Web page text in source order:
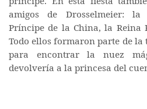
amigos de Drosselmeier: la
Príncipe de la China, la Reina
Todo ellos formaron parte de la
para encontrar la nuez
devolvería a la princesa del